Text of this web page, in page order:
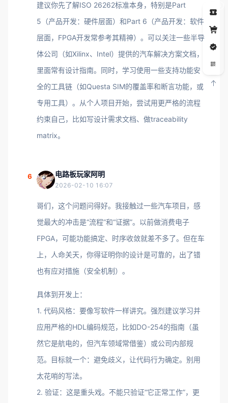
建议你先了解ISO 26262标准本身，特别是Part
5（产品开发：硬件层面）和Part 6（产品开发：软件
层面，FPGA开发常参考其精神）。可以关注一些半导
体公司（如Xilinx、Intel）提供的汽车解决方案文档，
里面常有设计指南。同时，学习使用一些支持功能安
全的工具链（如Questa SIM的覆盖率和断言功能，或
专用工具）。从个人项目开始，尝试用更严格的流程
约束自己，比如写设计需求文档、做traceability
matrix。
6 电路板玩家阿明
2026-02-10 16:07
哥们，这个问题问得好。我接触过一些汽车项目，感
觉最大的冲击是“流程”和“证据”。以前做消费电子
FPGA，可能功能搞定、时序收敛就差不多了。但在车
上，人命关天，你得证明你的设计是可靠的，出了错
也有应对措施（安全机制）。
具体到开发上：
1. 代码风格：要像写软件一样讲究。强烈建议学习并
应用严格的HDL编码规范，比如DO-254的指南（虽
然它是航电的，但汽车领域常借鉴）或公司内部规
范。目标就一个：避免歧义，让代码行为确定。别用
太花哨的写法。
2. 验证：这是重头戏。不能只验证“它正常工作”，更